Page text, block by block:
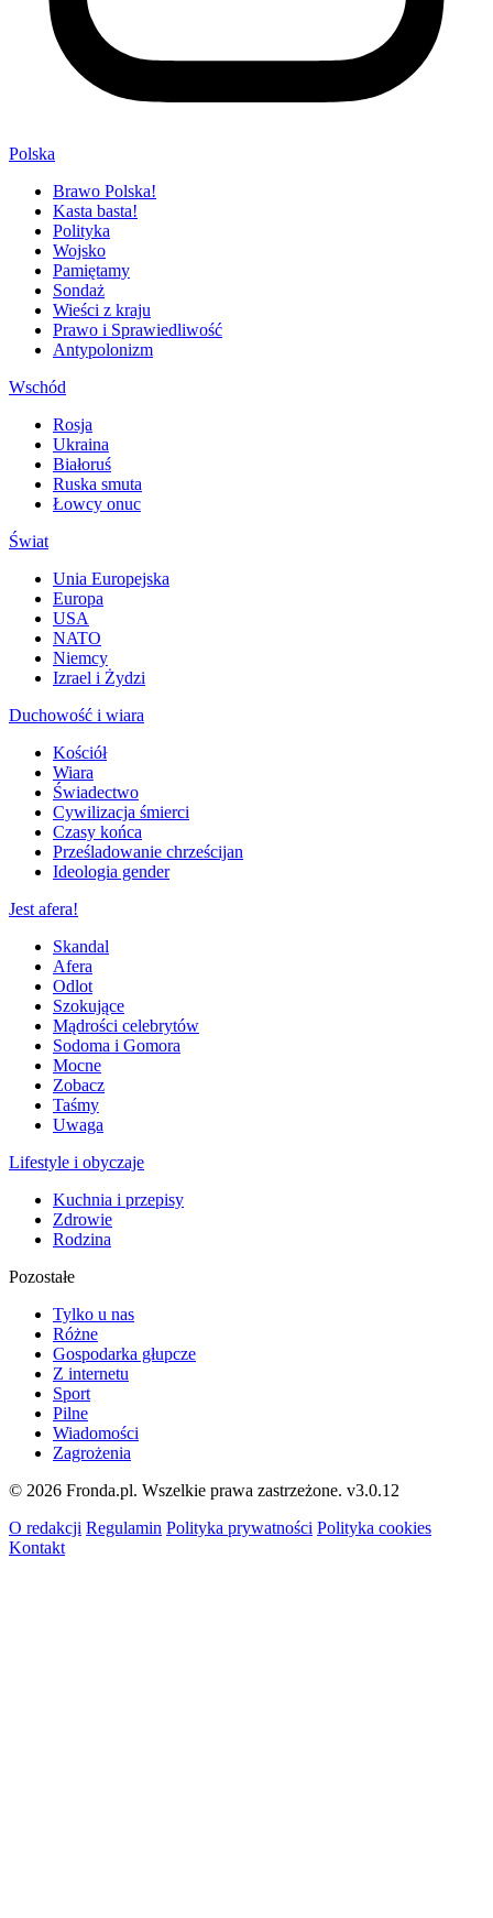
Polska
Brawo Polska!
Kasta basta!
Polityka
Wojsko
Pamiętamy
Sondaż
Wieści z kraju
Prawo i Sprawiedliwość
Antypolonizm
Wschód
Rosja
Ukraina
Białoruś
Ruska smuta
Łowcy onuc
Świat
Unia Europejska
Europa
USA
NATO
Niemcy
Izrael i Żydzi
Duchowość i wiara
Kościół
Wiara
Świadectwo
Cywilizacja śmierci
Czasy końca
Prześladowanie chrześcijan
Ideologia gender
Jest afera!
Skandal
Afera
Odlot
Szokujące
Mądrości celebrytów
Sodoma i Gomora
Mocne
Zobacz
Taśmy
Uwaga
Lifestyle i obyczaje
Kuchnia i przepisy
Zdrowie
Rodzina
Pozostałe
Tylko u nas
Różne
Gospodarka głupcze
Z internetu
Sport
Pilne
Wiadomości
Zagrożenia
© 2026 Fronda.pl. Wszelkie prawa zastrzeżone. v3.0.12
O redakcji Regulamin Polityka prywatności Polityka cookies
Kontakt